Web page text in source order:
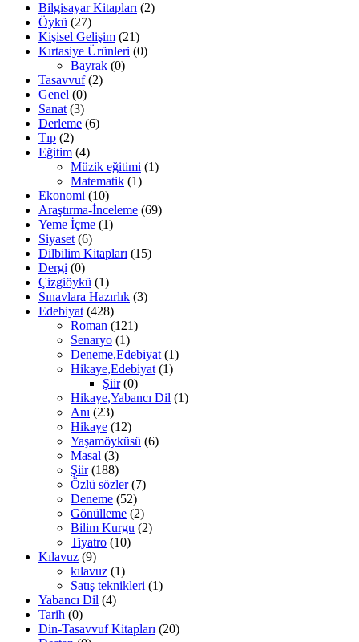
Bilgisayar Kitapları (2)
Öykü (27)
Kişisel Gelişim (21)
Kırtasiye Ürünleri (0)
Bayrak (0)
Tasavvuf (2)
Genel (0)
Sanat (3)
Derleme (6)
Tıp (2)
Eğitim (4)
Müzik eğitimi (1)
Matematik (1)
Ekonomi (10)
Araştırma-İnceleme (69)
Yeme İçme (1)
Siyaset (6)
Dilbilim Kitapları (15)
Dergi (0)
Çizgiöykü (1)
Sınavlara Hazırlık (3)
Edebiyat (428)
Roman (121)
Senaryo (1)
Deneme,Edebiyat (1)
Hikaye,Edebiyat (1)
Şiir (0)
Hikaye,Yabancı Dil (1)
Anı (23)
Hikaye (12)
Yaşamöyküsü (6)
Masal (3)
Şiir (188)
Özlü sözler (7)
Deneme (52)
Gönülleme (2)
Bilim Kurgu (2)
Tiyatro (10)
Kılavuz (9)
kılavuz (1)
Satış teknikleri (1)
Yabancı Dil (4)
Tarih (0)
Din-Tasavvuf Kitapları (20)